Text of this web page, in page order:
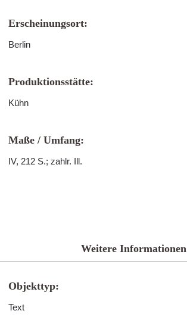
Erscheinungsort:
Berlin
Produktionsstätte:
Kühn
Maße / Umfang:
IV, 212 S.; zahlr. Ill.
Weitere Informationen
Objekttyp:
Text